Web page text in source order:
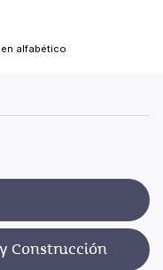
alfabético
Construcción